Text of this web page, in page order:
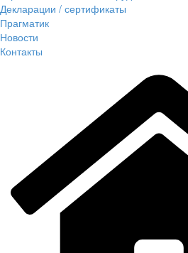
Декларации / сертификаты
Прагматик
Новости
Контакты